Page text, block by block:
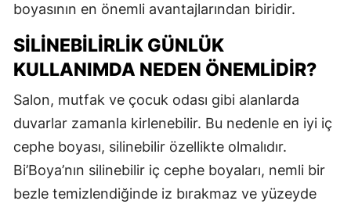
boyasının en önemli avantajlarından biridir.
SILINEBILIRLIK GÜNLÜK
KULLANIMDA NEDEN ÖNEMLIDIR?
Salon, mutfak ve çocuk odası gibi alanlarda
duvarlar zamanla kirlenebilir. Bu nedenle en iyi iç
cephe boyası, silinebilir özellikte olmalıdır.
Bi’Boya’nın silinebilir iç cephe boyaları, nemli bir
bezle temizlendiğinde iz bırakmaz ve yüzeyde